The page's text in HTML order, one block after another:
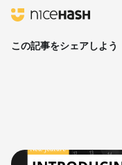
この記事をシェアしよう